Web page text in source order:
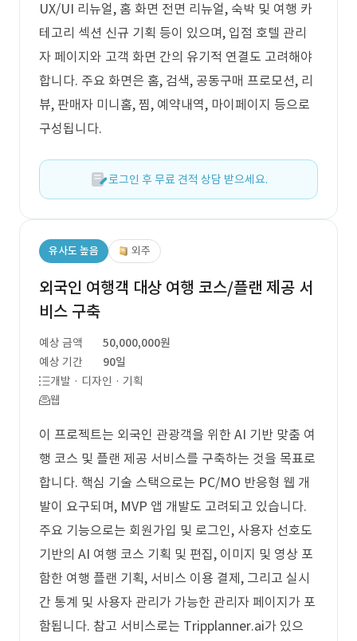
UX/UI 리뉴얼, 홈 화면 전면 리뉴얼, 숙박 및 여행 카
테고리 섹션 신규 기획 등이 있으며, 입점 호텔 관리
자 페이지와 고객 화면 간의 유기적 연결도 고려해야
합니다. 주요 화면은 홈, 검색, 공동구매 프로모션, 리
뷰, 판매자 미니홈, 찜, 예약내역, 마이페이지 등으로
구성됩니다.
로그인 후 무료 견적 상담 받으세요.
유사도 높음 외주
외국인 여행객 대상 여행 코스/플랜 제공 서
비스 구축
예상 금액
50,000,000원
예상 기간
90일
개발 · 디자인 · 기획
웹
이 프로젝트는 외국인 관광객을 위한 AI 기반 맞춤 여
행 코스 및 플랜 제공 서비스를 구축하는 것을 목표로
합니다. 핵심 기술 스택으로는 PC/MO 반응형 웹 개
발이 요구되며, MVP 앱 개발도 고려되고 있습니다.
주요 기능으로는 회원가입 및 로그인, 사용자 선호도
기반의 AI 여행 코스 기획 및 편집, 이미지 및 영상 포
함한 여행 플랜 기획, 서비스 이용 결제, 그리고 실시
간 통계 및 사용자 관리가 가능한 관리자 페이지가 포
함됩니다. 참고 서비스로는 Tripplanner.ai가 있으